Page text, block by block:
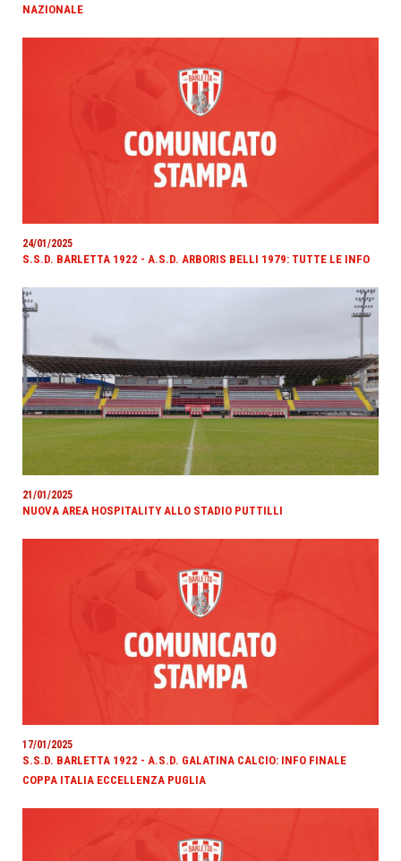
NAZIONALE
24/01/2025
S.S.D. BARLETTA 1922 - A.S.D. ARBORIS BELLI 1979: TUTTE LE INFO
21/01/2025
NUOVA AREA HOSPITALITY ALLO STADIO PUTTILLI
17/01/2025
S.S.D. BARLETTA 1922 - A.S.D. GALATINA CALCIO: INFO FINALE
COPPA ITALIA ECCELLENZA PUGLIA